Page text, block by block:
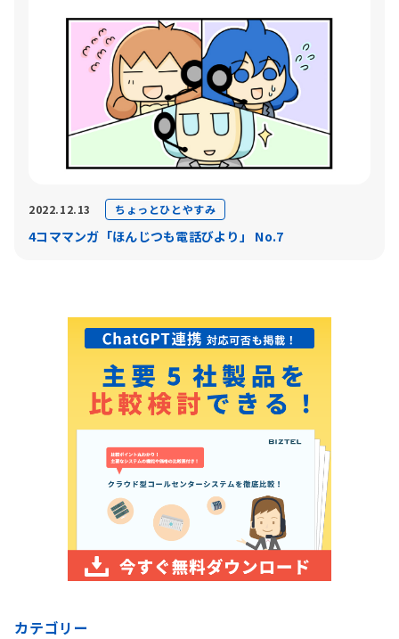
2022.12.13 ちょっとひとやすみ
4コママンガ「ほんじつも電話びより」 No.7
カテゴリー